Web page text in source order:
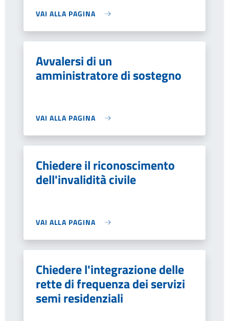
VAI ALLA PAGINA
Avvalersi di un
amministratore di sostegno
VAI ALLA PAGINA
Chiedere il riconoscimento
dell'invalidità civile
VAI ALLA PAGINA
Chiedere l'integrazione delle
rette di frequenza dei servizi
semi residenziali